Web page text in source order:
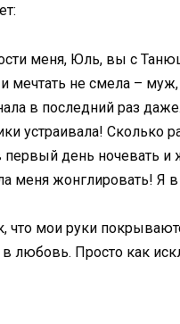
меня, Юль, вы с
мечтать не смела –
в последний раз
устраивала! Сколько
день ночевать и
меня жонглировать! Я
что мои руки
любовь. Просто как